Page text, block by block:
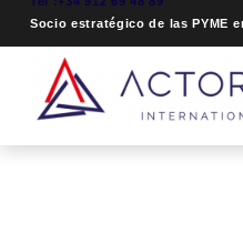
Socio estratégico de las PYME